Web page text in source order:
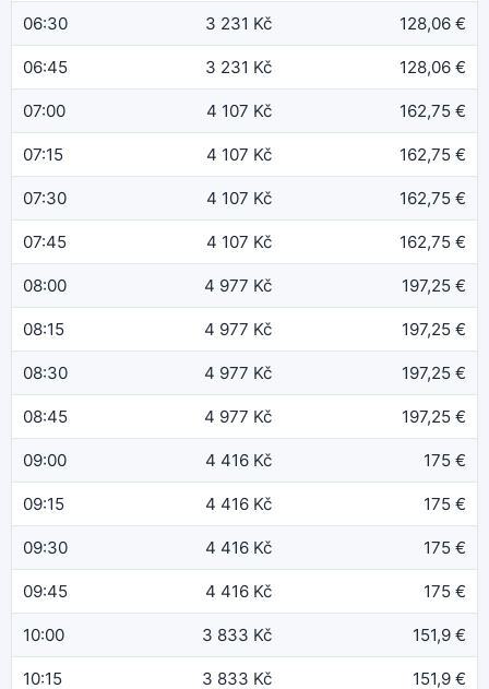
06:30 3 231 Kč 128,06 €
06:45 3 231 Kč 128,06 €
07:00 4 107 Kč 162,75 €
07:15 4 107 Kč 162,75 €
07:30 4 107 Kč 162,75 €
07:45 4 107 Kč 162,75 €
08:00 4 977 Kč 197,25 €
08:15 4 977 Kč 197,25 €
08:30 4 977 Kč 197,25 €
08:45 4 977 Kč 197,25 €
09:00 4 416 Kč 175 €
09:15 4 416 Kč 175 €
09:30 4 416 Kč 175 €
09:45 4 416 Kč 175 €
10:00 3 833 Kč 151,9 €
10:15 3 833 Kč 151,9 €